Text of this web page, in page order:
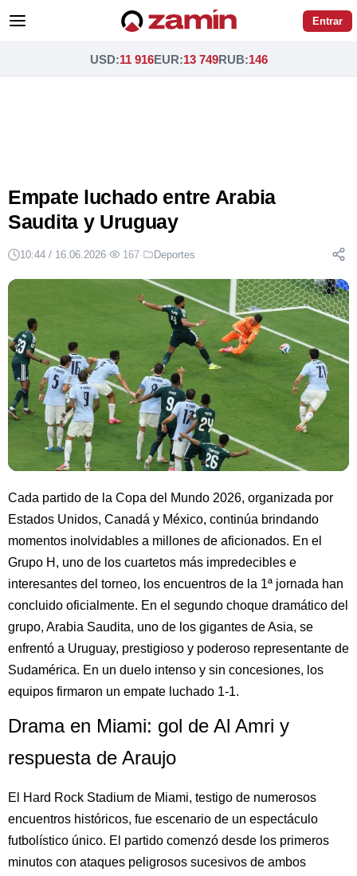
Entrar
USD:11 916EUR:13 749RUB:146
Empate luchado entre Arabia
Saudita y Uruguay
10:44 / 16.06.2026· 167· Deportes
Cada partido de la Copa del Mundo 2026, organizada por
Estados Unidos, Canadá y México, continúa brindando
momentos inolvidables a millones de aficionados. En el
Grupo H, uno de los cuartetos más impredecibles e
interesantes del torneo, los encuentros de la 1ª jornada han
concluido oficialmente. En el segundo choque dramático del
grupo, Arabia Saudita, uno de los gigantes de Asia, se
enfrentó a Uruguay, prestigioso y poderoso representante de
Sudamérica. En un duelo intenso y sin concesiones, los
equipos firmaron un empate luchado 1-1.
Drama en Miami: gol de Al Amri y
respuesta de Araujo
El Hard Rock Stadium de Miami, testigo de numerosos
encuentros históricos, fue escenario de un espectáculo
futbolístico único. El partido comenzó desde los primeros
minutos con ataques peligrosos sucesivos de ambos